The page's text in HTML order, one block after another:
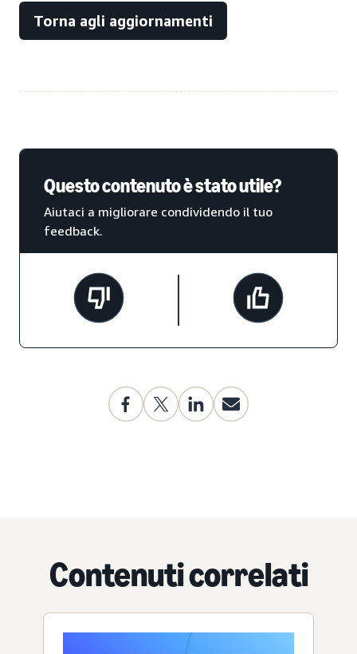
Torna agli aggiornamenti
Questo contenuto è stato utile?
Aiutaci a migliorare condividendo il tuo
feedback.
Contenuti correlati